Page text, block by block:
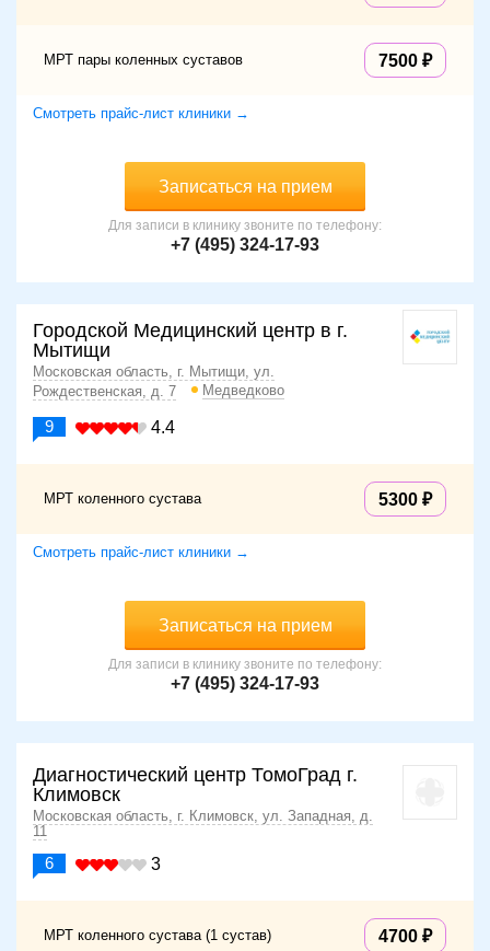
МРТ пары коленных суставов 7500
Смотреть прайс-лист клиники →
Записаться на прием
Для записи в клинику звоните по телефону:
+7 (495) 324-17-93
Городской Медицинский центр в г.
Мытищи
Московская область, г. Мытищи, ул.
Рождественская, д. 7
Медведково
9 4.4
МРТ коленного сустава 5300
Смотреть прайс-лист клиники →
Записаться на прием
Для записи в клинику звоните по телефону:
+7 (495) 324-17-93
Диагностический центр ТомоГрад г.
Климовск
Московская область, г. Климовск, ул. Западная, д.
11
6 3
МРТ коленного сустава (1 сустав) 4700